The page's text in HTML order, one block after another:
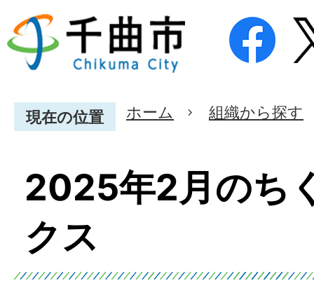
現在の位置 ホーム 組織から探す
2025年2月のち
クス